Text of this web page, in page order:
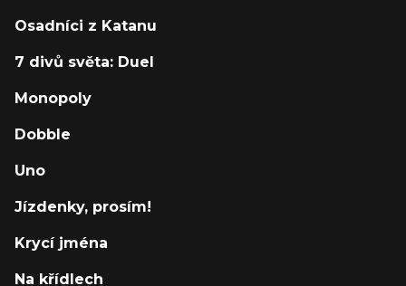
Osadníci z Katanu
7 divů světa: Duel
Monopoly
Dobble
Uno
Jízdenky, prosím!
Krycí jména
Na křídlech